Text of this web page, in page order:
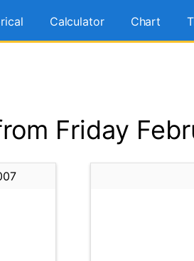
Calculator Chart
Friday